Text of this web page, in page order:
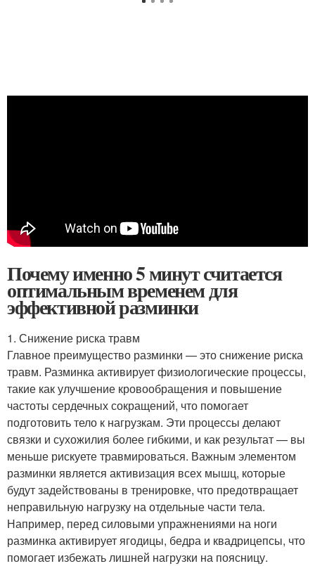
Почему именно 5 минут считается
оптимальным временем для
эффективной разминки
1. Снижение риска травм
Главное преимущество разминки — это снижение риска
травм. Разминка активирует физиологические процессы,
такие как улучшение кровообращения и повышение
частоты сердечных сокращений, что помогает
подготовить тело к нагрузкам. Эти процессы делают
связки и сухожилия более гибкими, и как результат — вы
меньше рискуете травмироваться. Важным элементом
разминки является активизация всех мышц, которые
будут задействованы в тренировке, что предотвращает
неправильную нагрузку на отдельные части тела.
Например, перед силовыми упражнениями на ноги
разминка активирует ягодицы, бедра и квадрицепсы, что
помогает избежать лишней нагрузки на поясницу.